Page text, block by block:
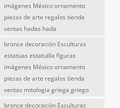
imágenes México ornamento
piezas de arte regalos tienda
ventas hadas hada
bronce decoración Esculturas
estatuas estatuilla figuras
imágenes México ornamento
piezas de arte regalos tienda
ventas mitologia griega griego
bronce decoración Esculturas